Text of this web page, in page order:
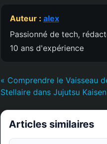
Auteur : alex
Passionné de tech,
10 ans d'expérience
« Comprendre le Vaisseau
Stellaire dans Jujutsu Kaisen
Articles similaires